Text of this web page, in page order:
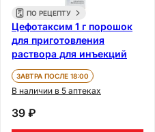
ПО РЕЦЕПТУ
Цефотаксим 1 г порошок
для приготовления
раствора для инъекций
ЗАВТРА ПОСЛЕ 18:00
В наличии в 5 аптеках
39 ₽